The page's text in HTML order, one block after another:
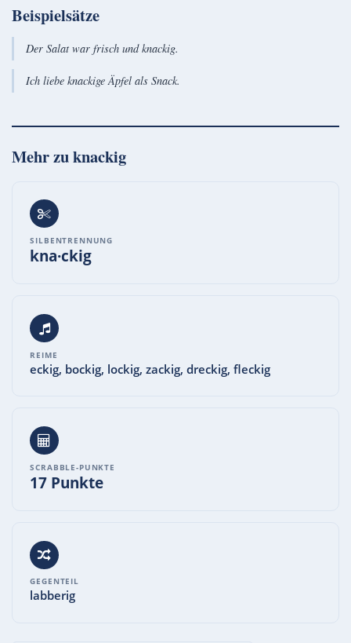
Beispielsätze
Der Salat war frisch und knackig.
Ich liebe knackige Äpfel als Snack.
Mehr zuknackig
SILBENTRENNUNG
kna·ckig
REIME
eckig, bockig, lockig, zackig, dreckig, fleckig
SCRABBLE-PUNKTE
17 Punkte
GEGENTEIL
labberig